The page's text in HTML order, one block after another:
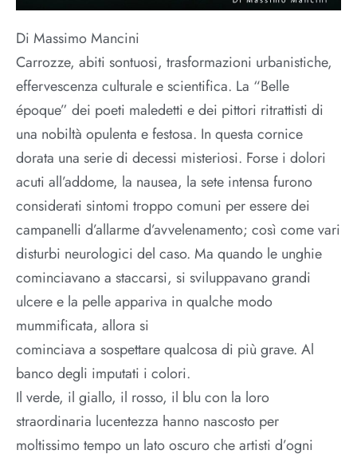
Di Massimo Mancini
Carrozze, abiti sontuosi, trasformazioni urbanistiche,
effervescenza culturale e scientifica. La “Belle
époque” dei poeti maledetti e dei pittori ritrattisti di
una nobiltà opulenta e festosa. In questa cornice
dorata una serie di decessi misteriosi. Forse i dolori
acuti all’addome, la nausea, la sete intensa furono
considerati sintomi troppo comuni per essere dei
campanelli d’allarme d’avvelenamento; così come vari
disturbi neurologici del caso. Ma quando le unghie
cominciavano a staccarsi, si sviluppavano grandi
ulcere e la pelle appariva in qualche modo
mummificata, allora si
cominciava a sospettare qualcosa di più grave. Al
banco degli imputati i colori.
Il verde, il giallo, il rosso, il blu con la loro
straordinaria lucentezza hanno nascosto per
moltissimo tempo un lato oscuro che artisti d’ogni